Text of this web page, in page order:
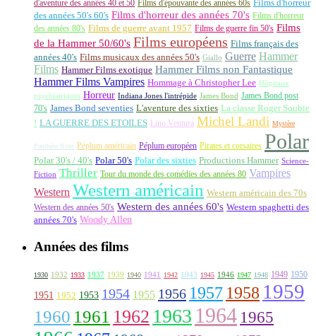
d'aventure des années 40 et 50 Films d'épouvante des années 60s Films d'horreur
des années 50's 60's Films d'horreur des années 70's Films d'horreur
des années 80's Films de guerre avant 1957 Films de guerre fin 50's Films
de la Hammer 50/60's Films européens Films français des
années 40's Films musicaux des années 50's Giallo Guerre Hammer
Films Hammer Films exotique Hammer Films non Fantastique
Hammer Films Vampires Hommage à Christopher Lee Hôpitaux
psychiatriques Horreur Indiana Jones l'intrépide James Bond James Bond post
70's James Bond seventies L'aventure des sixties La classe Roger Soubie
! LA GUERRE DES ETOILES Lino Ventura Michel Landi Mystère
Panthère Rose Péplum américain Péplum européen Pirates et corsaires Polar
Polar 30's / 40's Polar 50's Polar des sixties Productions Hammer Science-
Fiction Thriller Tour du monde des comédies des années 80 Vampires
Western Western américain Western américain des 70s
Western des années 50's Western des années 60's Western spaghetti des
années 70's Woody Allen
Années des films
1930 1932 1933 1937 1939 1940 1941 1942 1943 1945 1946 1947 1948 1949 1950
1951 1952 1953 1954 1955 1956 1957 1958 1959
1960 1961 1962 1963 1964 1965